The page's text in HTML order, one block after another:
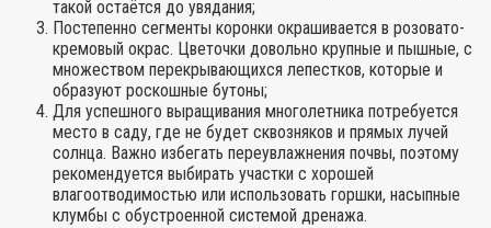
такой остаётся до увядания;
Постепенно сегменты коронки окрашивается в розовато-
кремовый окрас. Цветочки довольно крупные и пышные, с
множеством перекрывающихся лепестков, которые и
образуют роскошные бутоны;
Для успешного выращивания многолетника потребуется
место в саду, где не будет сквозняков и прямых лучей
солнца. Важно избегать переувлажнения почвы, поэтому
рекомендуется выбирать участки с хорошей
влагоотводимостью или использовать горшки, насыпные
клумбы с обустроенной системой дренажа.